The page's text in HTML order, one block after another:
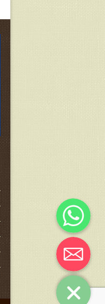
Whatsapp
Email